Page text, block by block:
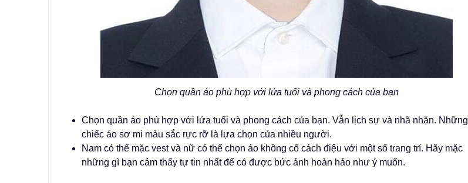
Chọn quần áo phù hợp với lứa tuổi và phong cách của bạn
Chọn quần áo phù hợp với lứa tuổi và phong cách của bạn. Vẫn lịch sự và nhã nhặn. Những
chiếc áo sơ mi màu sắc rực rỡ là lựa chọn của nhiều người.
Nam có thể mặc vest và nữ có thể chọn áo không cổ cách điệu với một số trang trí. Hãy mặc
những gì bạn cảm thấy tự tin nhất để có được bức ảnh hoàn hảo như ý muốn.